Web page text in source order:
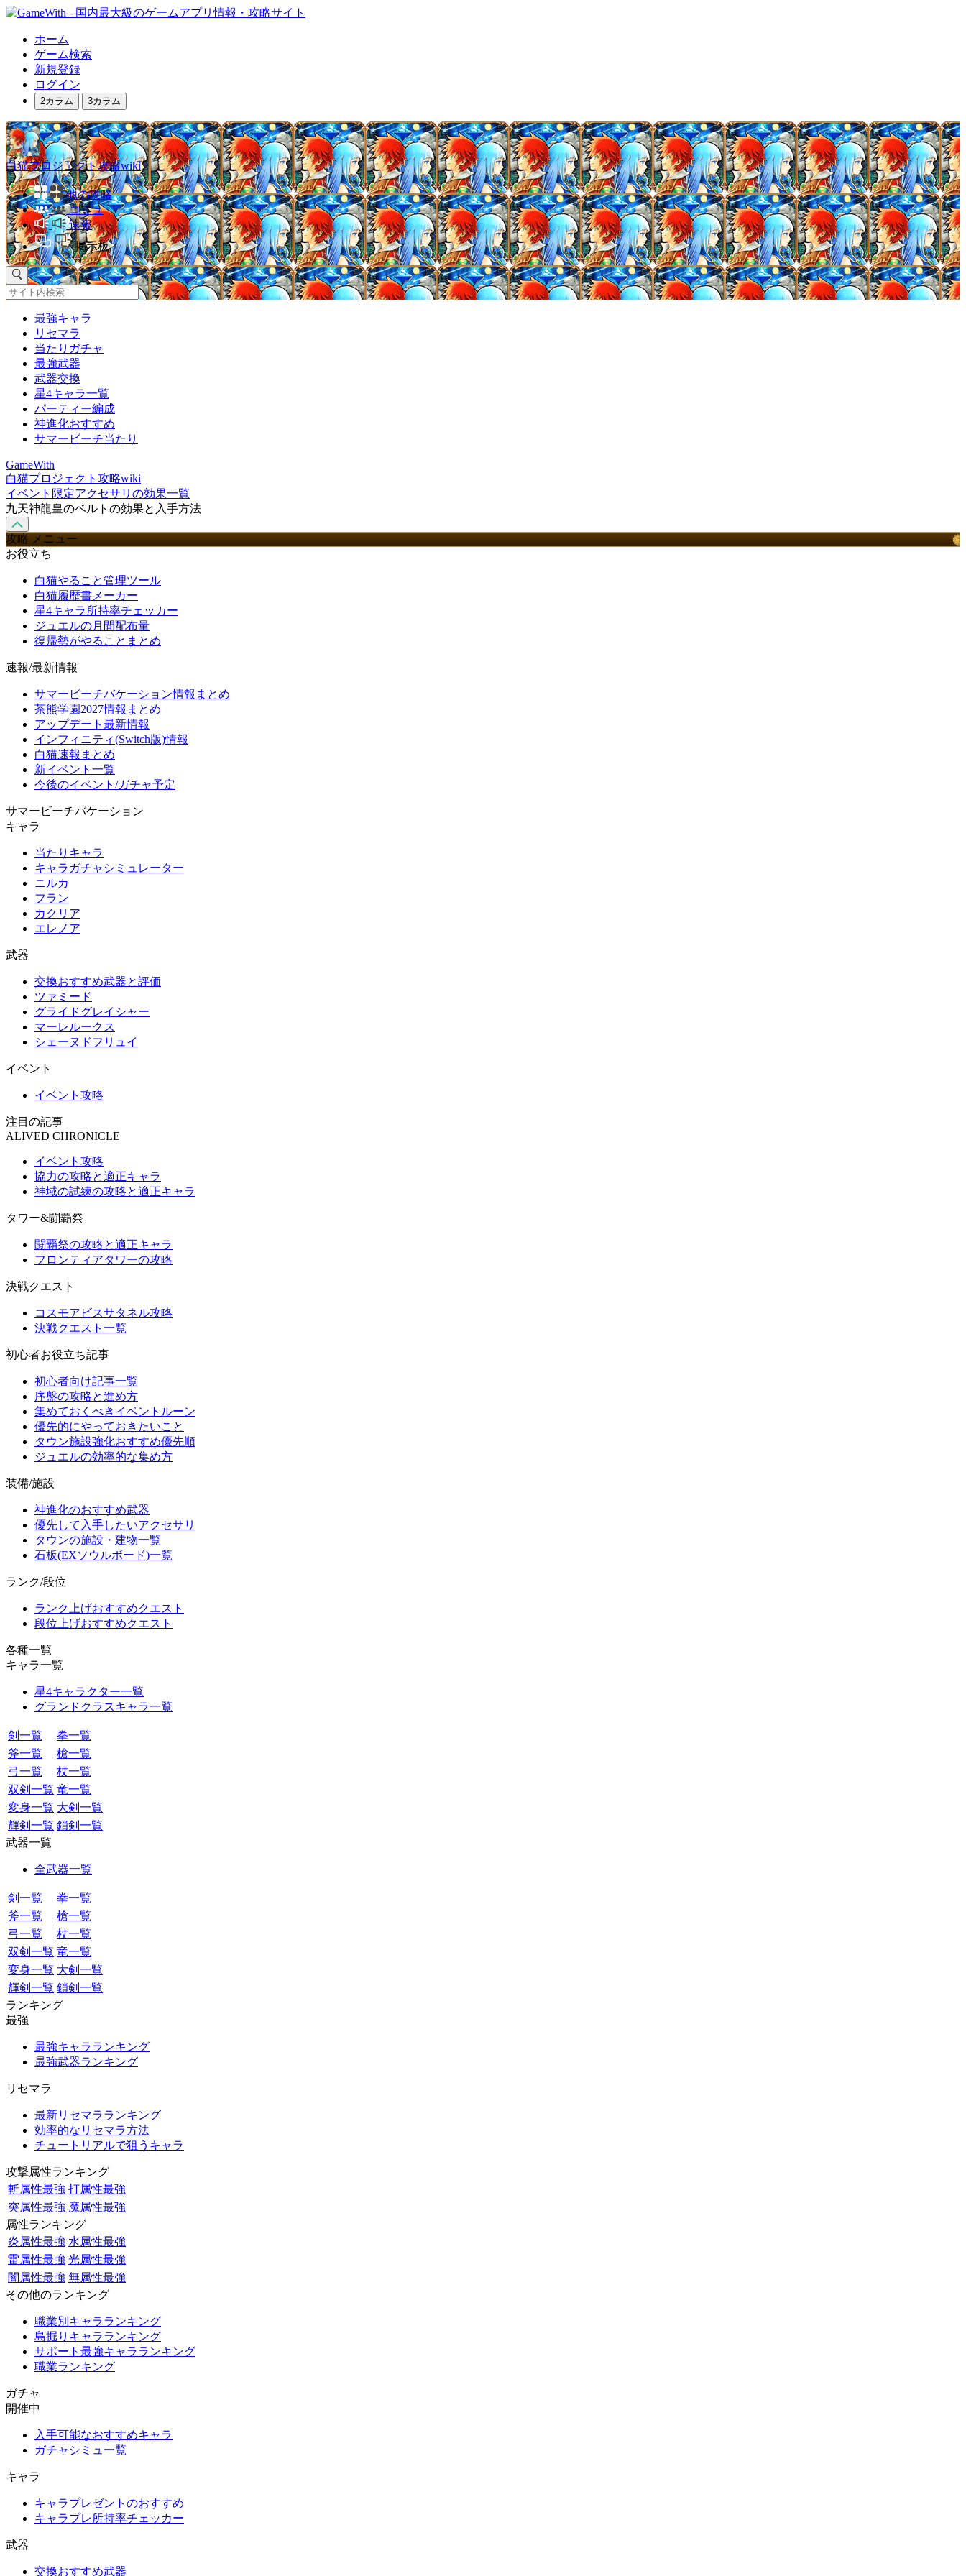
ホーム
ゲーム検索
新規登録
ログイン
2カラム 3カラム
白猫プロジェクト攻略wiki
他の攻略
コミュ
速報
掲示板
最強キャラ
リセマラ
当たりガチャ
最強武器
武器交換
星4キャラ一覧
パーティー編成
神進化おすすめ
サマービーチ当たり
GameWith
白猫プロジェクト攻略wiki
イベント限定アクセサリの効果一覧
九天神龍皇のベルトの効果と入手方法
攻略 メニュー
お役立ち
白猫やること管理ツール
白猫履歴書メーカー
星4キャラ所持率チェッカー
ジュエルの月間配布量
復帰勢がやることまとめ
速報/最新情報
サマービーチバケーション情報まとめ
茶熊学園2027情報まとめ
アップデート最新情報
インフィニティ(Switch版)情報
白猫速報まとめ
新イベント一覧
今後のイベント/ガチャ予定
サマービーチバケーション
キャラ
当たりキャラ
キャラガチャシミュレーター
ニルカ
フラン
カクリア
エレノア
武器
交換おすすめ武器と評価
ツァミード
グライドグレイシャー
マーレルークス
シェーヌドフリュイ
イベント
イベント攻略
注目の記事
ALIVED CHRONICLE
イベント攻略
協力の攻略と適正キャラ
神域の試練の攻略と適正キャラ
タワー&闘覇祭
闘覇祭の攻略と適正キャラ
フロンティアタワーの攻略
決戦クエスト
コスモアビスサタネル攻略
決戦クエスト一覧
初心者お役立ち記事
初心者向け記事一覧
序盤の攻略と進め方
集めておくべきイベントルーン
優先的にやっておきたいこと
タウン施設強化おすすめ優先順
ジュエルの効率的な集め方
装備/施設
神進化のおすすめ武器
優先して入手したいアクセサリ
タウンの施設・建物一覧
石板(EXソウルボード)一覧
ランク/段位
ランク上げおすすめクエスト
段位上げおすすめクエスト
各種一覧
キャラ一覧
星4キャラクター一覧
グランドクラスキャラ一覧
剣一覧
拳一覧
斧一覧
槍一覧
弓一覧
杖一覧
双剣一覧 竜一覧
変身一覧 大剣一覧
輝剣一覧 鎖剣一覧
武器一覧
全武器一覧
剣一覧
拳一覧
斧一覧
槍一覧
弓一覧
杖一覧
双剣一覧 竜一覧
変身一覧 大剣一覧
輝剣一覧 鎖剣一覧
ランキング
最強
最強キャラランキング
最強武器ランキング
リセマラ
最新リセマラランキング
効率的なリセマラ方法
チュートリアルで狙うキャラ
攻撃属性ランキング
斬属性最強 打属性最強
突属性最強 魔属性最強
属性ランキング
炎属性最強 水属性最強
雷属性最強 光属性最強
闇属性最強 無属性最強
その他のランキング
職業別キャラランキング
島掘りキャラランキング
サポート最強キャラランキング
職業ランキング
ガチャ
開催中
入手可能なおすすめキャラ
ガチャシミュ一覧
キャラ
キャラプレゼントのおすすめ
キャラプレ所持率チェッカー
武器
交換おすすめ武器